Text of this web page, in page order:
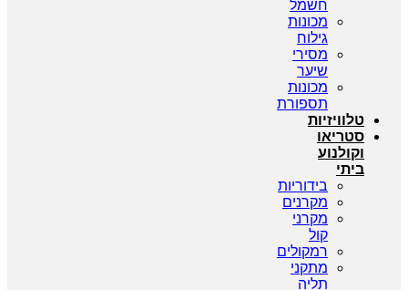
חשמל
מכונות
גילוח
מסירי
שיער
מכונות
תספורת
טלוויזיות
סטריאו
וקולנוע
ביתי
בידוריות
מקרנים
מקרני
קול
רמקולים
מתקני
תליה